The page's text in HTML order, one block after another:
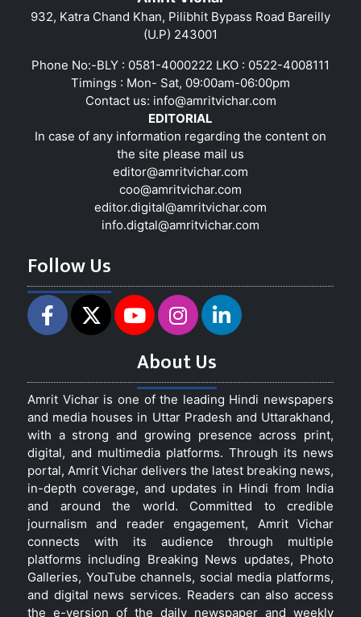
932, Katra Chand Khan, Pilibhit Bypass Road Bareilly
(U.P) 243001
Phone No:-BLY : 0581-4000222 LKO : 0522-4008111
Timings : Mon- Sat, 09:00am-06:00pm
Contact us: info@amritvichar.com
EDITORIAL
In case of any information regarding the content on
the site please mail us
editor@amritvichar.com
coo@amritvichar.com
editor.digital@amritvichar.com
info.digtal@amritvichar.com
Follow Us
About Us
Amrit Vichar is one of the leading Hindi newspapers
and media houses in Uttar Pradesh and Uttarakhand,
with a strong and growing presence across print,
digital, and multimedia platforms. Through its news
portal, Amrit Vichar delivers the latest breaking news,
in-depth coverage, and updates in Hindi from India
and around the world. Committed to credible
journalism and reader engagement, Amrit Vichar
connects with its audience through multiple
platforms including Breaking News updates, Photo
Galleries, YouTube channels, social media platforms,
and digital news services. Readers can also access
the e-version of the daily newspaper and weekly